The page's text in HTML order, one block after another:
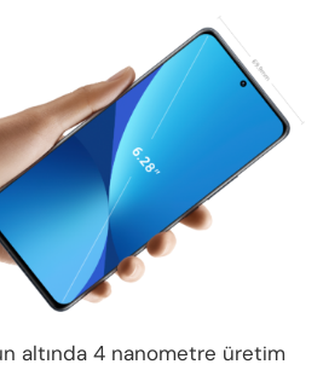
altında 4 nanometre üretim